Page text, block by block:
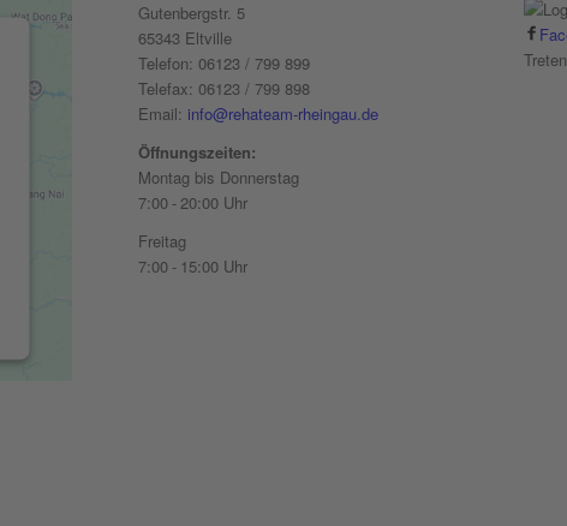
Gutenbergstr. 5
65343 Eltville
Telefon: 06123 / 799 899
Telefax: 06123 / 799 898
Email: info@rehateam-rheingau.de
Öffnungszeiten:
Montag bis Donnerstag
7:00 - 20:00 Uhr
Freitag
7:00 - 15:00 Uhr